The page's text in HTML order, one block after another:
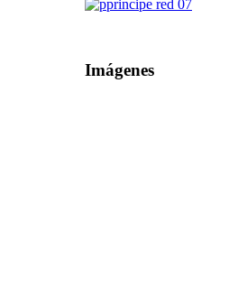
Imágenes